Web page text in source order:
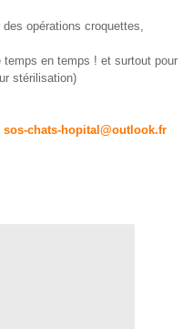
opérations croquettes,
temps en temps ! et surtout pour
stérilisation)
sos-chats-hopital@outlook.fr